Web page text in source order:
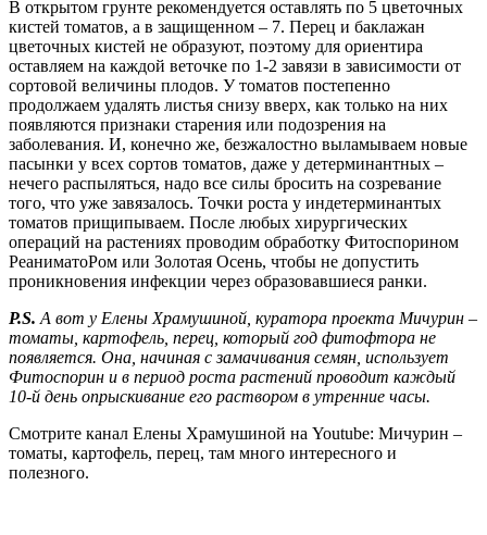
В открытом грунте рекомендуется оставлять по 5 цветочных
кистей томатов, а в защищенном – 7. Перец и баклажан
цветочных кистей не образуют, поэтому для ориентира
оставляем на каждой веточке по 1-2 завязи в зависимости от
сортовой величины плодов. У томатов постепенно
продолжаем удалять листья снизу вверх, как только на них
появляются признаки старения или подозрения на
заболевания. И, конечно же, безжалостно выламываем новые
пасынки у всех сортов томатов, даже у детерминантных –
нечего распыляться, надо все силы бросить на созревание
того, что уже завязалось. Точки роста у индетерминантых
томатов прищипываем. После любых хирургических
операций на растениях проводим обработку Фитоспорином
РеаниматоРом или Золотая Осень, чтобы не допустить
проникновения инфекции через образовавшиеся ранки.
P.S. А вот у Елены Храмушиной, куратора проекта Мичурин –
томаты, картофель, перец, который год фитофтора не
появляется. Она, начиная с замачивания семян, использует
Фитоспорин и в период роста растений проводит каждый
10-й день опрыскивание его раствором в утренние часы.
Смотрите канал Елены Храмушиной на Youtube: Мичурин –
томаты, картофель, перец, там много интересного и
полезного.